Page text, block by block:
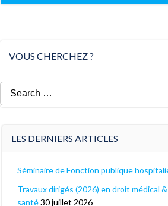
VOUS CHERCHEZ ?
Search
for:
LES DERNIERS ARTICLES
Séminaire de Fonction publique
Travaux dirigés (2026) en droit médical
santé30 juillet 2026